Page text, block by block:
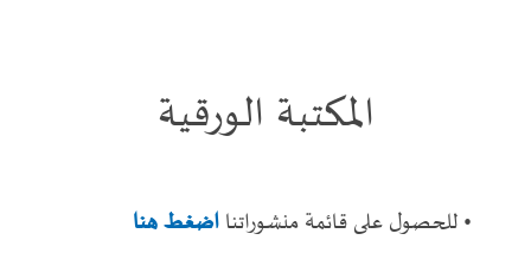
المكتبة الورقية
• للحصول على قائمة منشوراتنااضغط هنا